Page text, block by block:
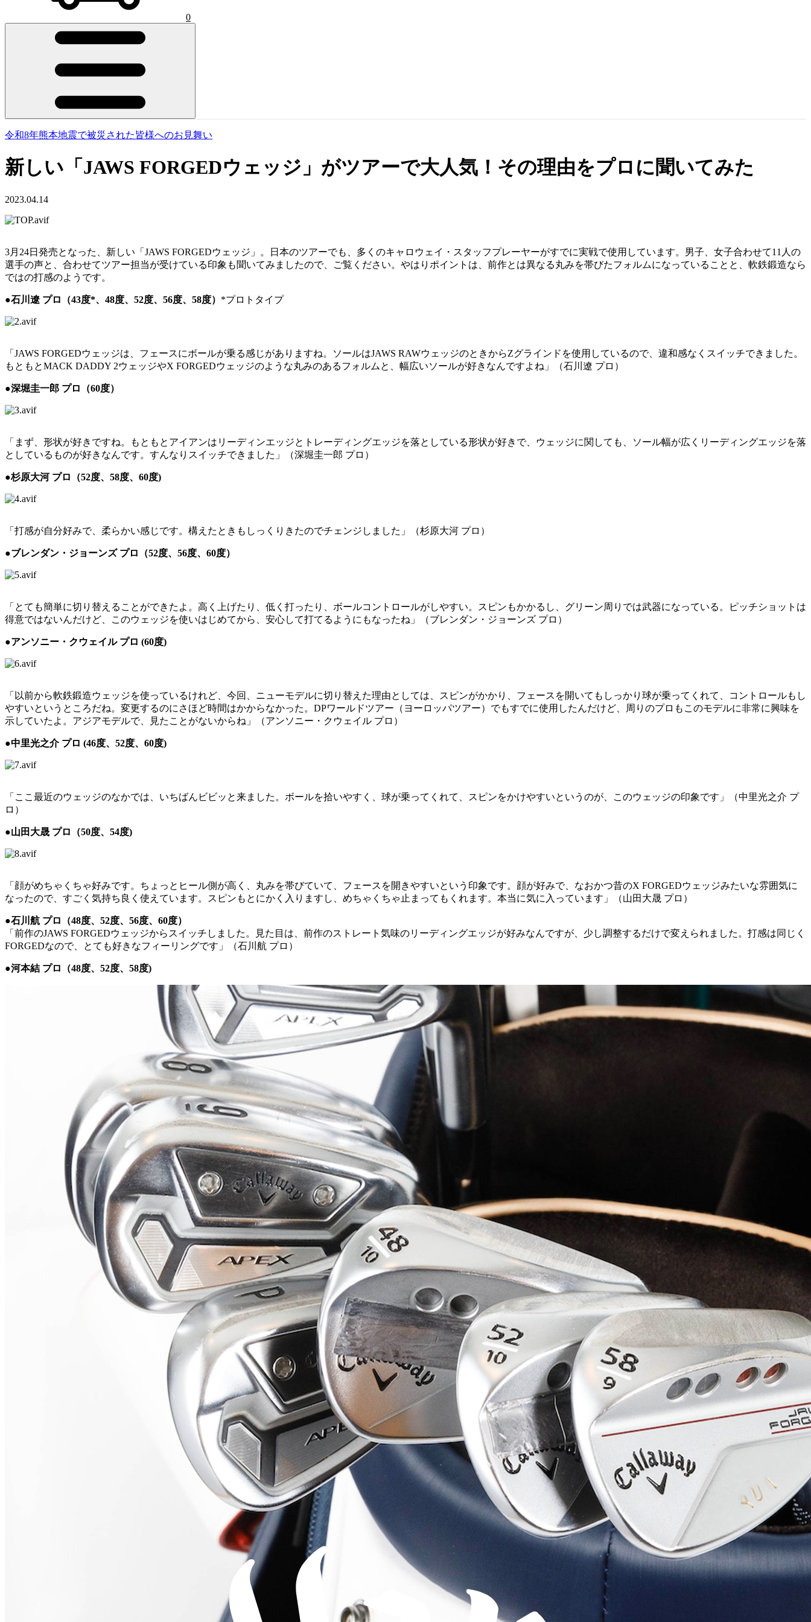
0
令和8年熊本地震で被災された皆様へのお見舞い
新しい「JAWS FORGEDウェッジ」がツアーで大人気！その理由をプロに聞いてみた
2023.04.14
3月24日発売となった、新しい「JAWS FORGEDウェッジ」。日本のツアーでも、多くのキャロウェイ・スタッフプレーヤーがすでに実戦で使用しています。男子、女子合わせて11人の
選手の声と、合わせてツアー担当が受けている印象も聞いてみましたので、ご覧ください。やはりポイントは、前作とは異なる丸みを帯びたフォルムになっていることと、軟鉄鍛造なら
ではの打感のようです。
●石川遼 プロ（43度*、48度、52度、56度、58度） *プロトタイプ
「JAWS FORGEDウェッジは、フェースにボールが乗る感じがありますね。ソールはJAWS RAWウェッジのときからZグラインドを使用しているので、違和感なくスイッチできました。
もともとMACK DADDY 2ウェッジやX FORGEDウェッジのような丸みのあるフォルムと、幅広いソールが好きなんですよね」（石川遼 プロ）
●深堀圭一郎 プロ（60度）
「まず、形状が好きですね。もともとアイアンはリーディンエッジとトレーディングエッジを落としている形状が好きで、ウェッジに関しても、ソール幅が広くリーディングエッジを落
としているものが好きなんです。すんなりスイッチできました」（深堀圭一郎 プロ）
●杉原大河 プロ（52度、58度、60度)
「打感が自分好みで、柔らかい感じです。構えたときもしっくりきたのでチェンジしました」（杉原大河 プロ）
●ブレンダン・ジョーンズ プロ（52度、56度、60度）
「とても簡単に切り替えることができたよ。高く上げたり、低く打ったり、ボールコントロールがしやすい。スピンもかかるし、グリーン周りでは武器になっている。ピッチショットは
得意ではないんだけど、このウェッジを使いはじめてから、安心して打てるようにもなったね」（ブレンダン・ジョーンズ プロ）
●アンソニー・クウェイル プロ (60度)
「以前から軟鉄鍛造ウェッジを使っているけれど、今回、ニューモデルに切り替えた理由としては、スピンがかかり、フェースを開いてもしっかり球が乗ってくれて、コントロールもし
やすいというところだね。変更するのにさほど時間はかからなかった。DPワールドツアー（ヨーロッパツアー）でもすでに使用したんだけど、周りのプロもこのモデルに非常に興味を
示していたよ。アジアモデルで、見たことがないからね」（アンソニー・クウェイル プロ）
●中里光之介 プロ (46度、52度、60度)
「ここ最近のウェッジのなかでは、いちばんビビッと来ました。ボールを拾いやすく、球が乗ってくれて、スピンをかけやすいというのが、このウェッジの印象です」（中里光之介 プ
ロ）
●山田大晟 プロ（50度、54度)
「顔がめちゃくちゃ好みです。ちょっとヒール側が高く、丸みを帯びていて、フェースを開きやすいという印象です。顔が好みで、なおかつ昔のX FORGEDウェッジみたいな雰囲気に
なったので、すごく気持ち良く使えています。スピンもとにかく入りますし、めちゃくちゃ止まってもくれます。本当に気に入っています」（山田大晟 プロ）
●石川航 プロ（48度、52度、56度、60度）
「前作のJAWS FORGEDウェッジからスイッチしました。見た目は、前作のストレート気味のリーディングエッジが好みなんですが、少し調整するだけで変えられました。打感は同じく
FORGEDなので、とても好きなフィーリングです」（石川航 プロ）
●河本結 プロ（48度、52度、58度)